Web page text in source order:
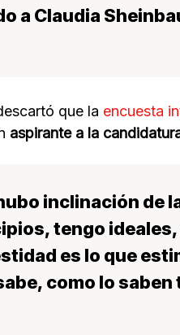
a Claudia
que la encuesta
aspirante a la
inclinación de
tengo
es lo que
como lo saben